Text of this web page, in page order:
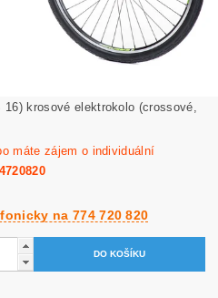
krosové elektrokolo (crossové,
máte zájem o individuální
na 774 720 820